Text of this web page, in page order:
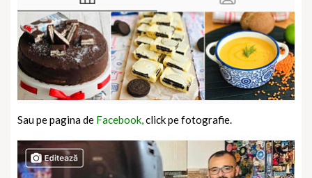
Sau pe pagina de Facebook,click pe fotografie.